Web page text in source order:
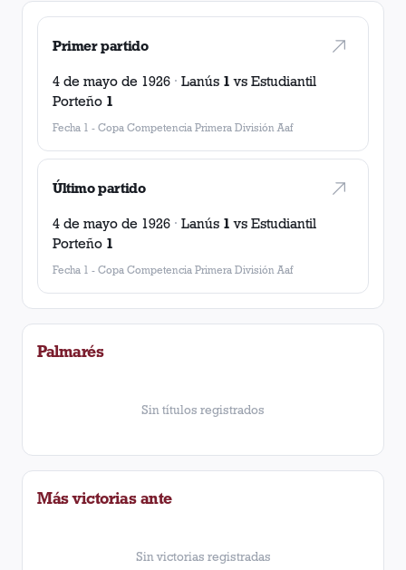
Primer partido
4 de mayo de 1926 · Lanús 1 vs Estudiantil
Porteño 1
Fecha 1 - Copa Competencia Primera División Aaf
Último partido
4 de mayo de 1926 · Lanús 1 vs Estudiantil
Porteño 1
Fecha 1 - Copa Competencia Primera División Aaf
Palmarés
Sin títulos registrados
Más victorias ante
Sin victorias registradas